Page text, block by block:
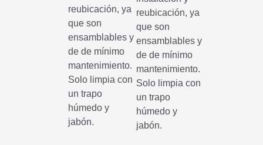
reubicación, ya
que son
ensamblables y
de de mínimo
mantenimiento.
Solo limpia con
un trapo
húmedo y
jabón.
reubicación, ya
que son
ensamblables y
de de mínimo
mantenimiento.
Solo limpia con
un trapo
húmedo y
jabón.